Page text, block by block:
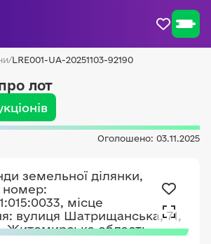
/LRE001-UA-20251103-92190
лот
Оголошено: 03.11.2025